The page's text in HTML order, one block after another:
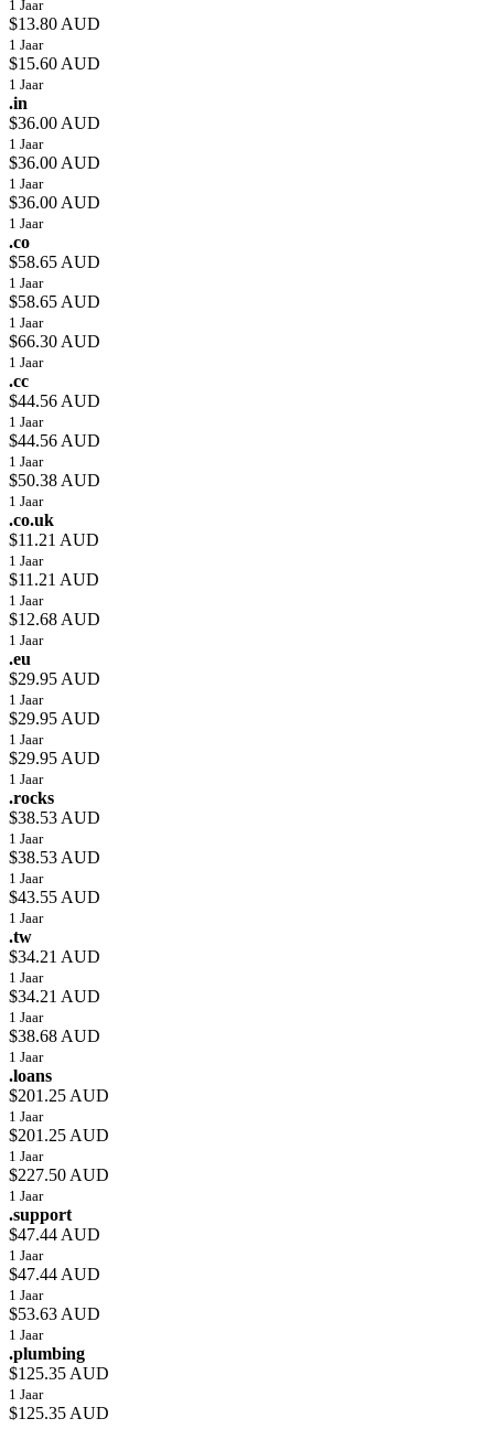
1 Jaar
$13.80 AUD
1 Jaar
$15.60 AUD
1 Jaar
.in
$36.00 AUD
1 Jaar
$36.00 AUD
1 Jaar
$36.00 AUD
1 Jaar
.co
$58.65 AUD
1 Jaar
$58.65 AUD
1 Jaar
$66.30 AUD
1 Jaar
.cc
$44.56 AUD
1 Jaar
$44.56 AUD
1 Jaar
$50.38 AUD
1 Jaar
.co.uk
$11.21 AUD
1 Jaar
$11.21 AUD
1 Jaar
$12.68 AUD
1 Jaar
.eu
$29.95 AUD
1 Jaar
$29.95 AUD
1 Jaar
$29.95 AUD
1 Jaar
.rocks
$38.53 AUD
1 Jaar
$38.53 AUD
1 Jaar
$43.55 AUD
1 Jaar
.tw
$34.21 AUD
1 Jaar
$34.21 AUD
1 Jaar
$38.68 AUD
1 Jaar
.loans
$201.25 AUD
1 Jaar
$201.25 AUD
1 Jaar
$227.50 AUD
1 Jaar
.support
$47.44 AUD
1 Jaar
$47.44 AUD
1 Jaar
$53.63 AUD
1 Jaar
.plumbing
$125.35 AUD
1 Jaar
$125.35 AUD